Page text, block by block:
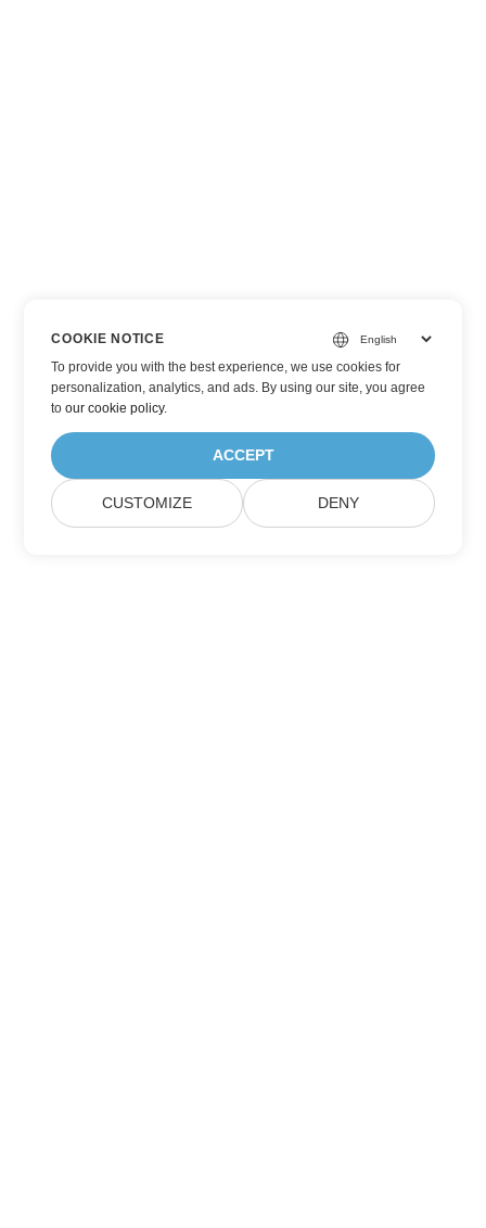
COOKIE NOTICE
To provide you with the best experience, we use cookies for
personalization, analytics, and ads. By using our site, you agree
toour cookie policy.
ACCEPT
CUSTOMIZE DENY